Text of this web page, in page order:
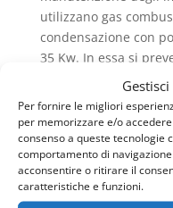
Per fornire le migliori
per memorizzare e/o
consenso a queste tecnologie
comportamento di
acconsentire o ritirare il
caratteristiche e funzioni.
utilizzano gas
condensazione con
35 Kw. In essa si
smaltimento: uno
proviene dalla
condensa che
dei fumi. Ed in
parlando di Caldaie
ad apparecchiature
concetto di